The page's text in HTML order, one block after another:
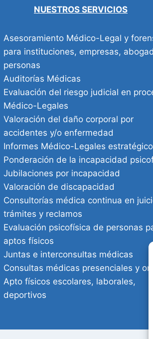
NUESTROS SERVICIOS
Asesoramiento Médico-Legal y
para instituciones, empresas,
personas
Auditorías Médicas
Evaluación del riesgo judicial en
Médico-Legales
Valoración del daño corporal por
accidentes y/o enfermedad
Informes Médico-Legales
Ponderación de la incapacidad
Jubilaciones por incapacidad
Valoración de discapacidad
Consultorías médica continua en
trámites y reclamos
Evaluación psicofísica de personas
aptos físicos
Juntas e interconsultas médicas
Consultas médicas presenciales y
Apto físicos escolares, laborales,
deportivos